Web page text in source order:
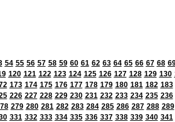
54 55 56 57 58 59 60 61 62 63 64 65 66 67 68
120 121 122 123 124 125 126 127 128 129 130
173 174 175 176 177 178 179 180 181 182 183
226 227 228 229 230 231 232 233 234 235 236
279 280 281 282 283 284 285 286 287 288 289
331 332 333 334 335 336 337 338 339 340 341